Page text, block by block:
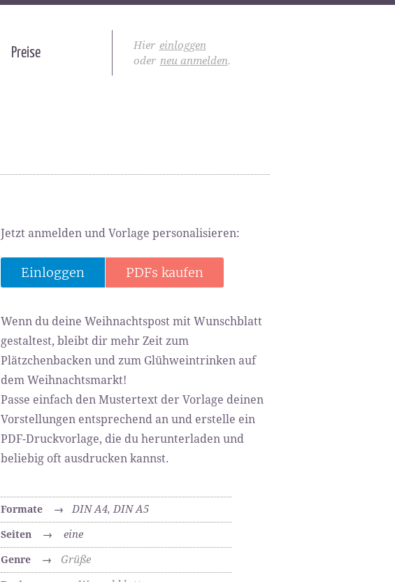
Hier einloggen
oder neu anmelden.
Preise
Jetzt anmelden und Vorlage personalisieren:
Einloggen PDFs kaufen
Wenn du deine Weihnachtspost mit Wunschblatt
gestaltest, bleibt dir mehr Zeit zum
Plätzchenbacken und zum Glühweintrinken auf
dem Weihnachtsmarkt!
Passe einfach den Mustertext der Vorlage deinen
Vorstellungen entsprechend an und erstelle ein
PDF-Druckvorlage, die du herunterladen und
beliebig oft ausdrucken kannst.
Formate → DIN A4, DIN A5
Seiten → eine
Genre → Grüße